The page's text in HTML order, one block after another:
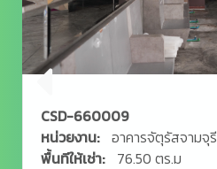
CSD-660009
หน่วยงาน: อาคารจัตุรัสจามจุรี
พื้นทีให้เช่า:
76.50 ตร.ม